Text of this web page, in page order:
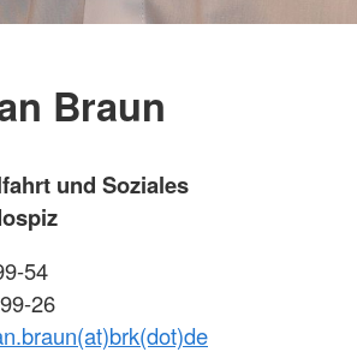
Braun
und Soziales
54
26